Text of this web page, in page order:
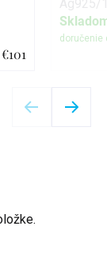
€101